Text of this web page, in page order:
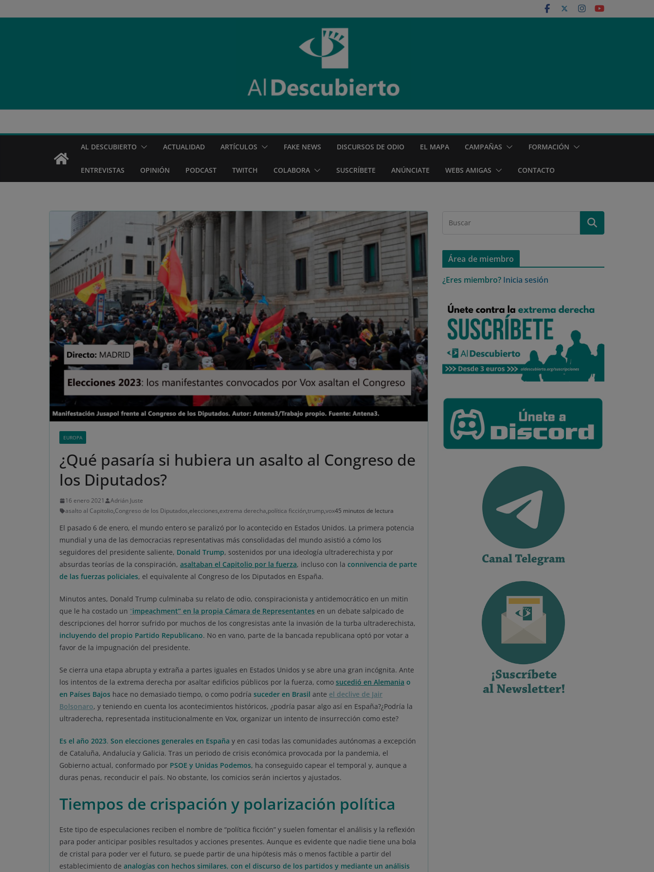
al
AL DESCUBIERTO ACTUALIDAD ARTÍCULOS FAKE NEWS DISCURSOS DE ODIO EL MAPA CAMPAÑAS FORMACIÓN
ENTREVISTAS OPINIÓN PODCAST TWITCH COLABORA SUSCRÍBETE ANÚNCIATE WEBS AMIGAS CONTACTO
EUROPA
¿Qué pasaría si hubiera un asalto al Congreso de
los Diputados?
16 enero 2021
Adrián Juste
asalto al Capitolio,Congreso de los Diputados,elecciones,extrema derecha,política ficción,trump,vox45 minutos de lectura
El pasado 6 de enero, el mundo entero se paralizó por lo acontecido en Estados Unidos. La primera potencia
mundial y una de las democracias representativas más consolidadas del mundo asistió a cómo los
seguidores del presidente saliente, Donald Trump, sostenidos por una ideología ultraderechista y por
absurdas teorías de la conspiración, asaltaban el Capitolio por la fuerza, incluso con la connivencia de parte
de las fuerzas policiales, el equivalente al Congreso de los Diputados en España.
Minutos antes, Donald Trump culminaba su relato de odio, conspiracionista y antidemocrático en un mitin
que le ha costado un “impeachment” en la propia Cámara de Representantes en un debate salpicado de
descripciones del horror sufrido por muchos de los congresistas ante la invasión de la turba ultraderechista,
incluyendo del propio Partido Republicano. No en vano, parte de la bancada republicana optó por votar a
favor de la impugnación del presidente.
Se cierra una etapa abrupta y extraña a partes iguales en Estados Unidos y se abre una gran incógnita. Ante
los intentos de la extrema derecha por asaltar edificios públicos por la fuerza, como sucedió en Alemania o
en Países Bajos hace no demasiado tiempo, o como podría suceder en Brasil ante el declive de Jair
Bolsonaro, y teniendo en cuenta los acontecimientos históricos, ¿podría pasar algo así en España?¿Podría la
ultraderecha, representada institucionalmente en Vox, organizar un intento de insurrección como este?
Es el año 2023. Son elecciones generales en España y en casi todas las comunidades autónomas a excepción
de Cataluña, Andalucía y Galicia. Tras un periodo de crisis económica provocada por la pandemia, el
Gobierno actual, conformado por PSOE y Unidas Podemos, ha conseguido capear el temporal y, aunque a
duras penas, reconducir el país. No obstante, los comicios serán inciertos y ajustados.
Tiempos de crispación y polarización política
Este tipo de especulaciones reciben el nombre de “política ficción” y suelen fomentar el análisis y la reflexión
para poder anticipar posibles resultados y acciones presentes. Aunque es evidente que nadie tiene una bola
de cristal para poder ver el futuro, se puede partir de una hipótesis más o menos factible a partir del
establecimiento de analogías con hechos similares, con el discurso de los partidos y mediante un análisis
Área de miembro
¿Eres miembro? Inicia sesión